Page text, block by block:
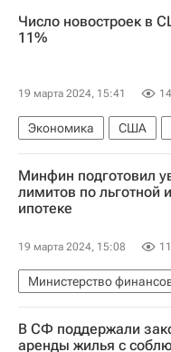
Число новостроек в
11%
19 марта 2024, 15:41
Экономика США
Минфин подготовил
лимитов по льготной
ипотеке
19 марта 2024, 15:08
Министерство
Ипотека
В СФ поддержали
аренды жилья с